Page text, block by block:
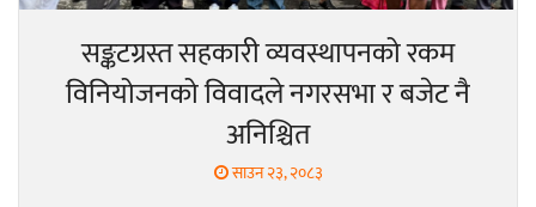
सङ्कटग्रस्त सहकारी व्यवस्थापनको रकम
विनियोजनको विवादले नगरसभा र बजेट नै
अनिश्चित
साउन २३, २०८३